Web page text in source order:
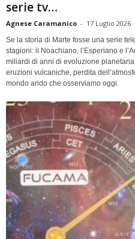
serie tv…
Agnese Caramanico - 17 Luglio 2026
Se la storia di Marte fosse una serie
stagioni: il Noachiano, l’Esperiano e
miliardi di anni di evoluzione
eruzioni vulcaniche, perdita
mondo arido che osserviamo oggi.